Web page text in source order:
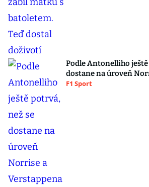
Podle Antonelliho
dostane na úroveň
F1 Sport